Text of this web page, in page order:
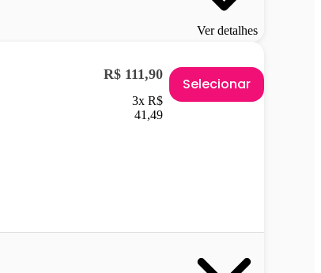
Ver detalhes
R$ 111,90
3x R$
41,49
Selecionar